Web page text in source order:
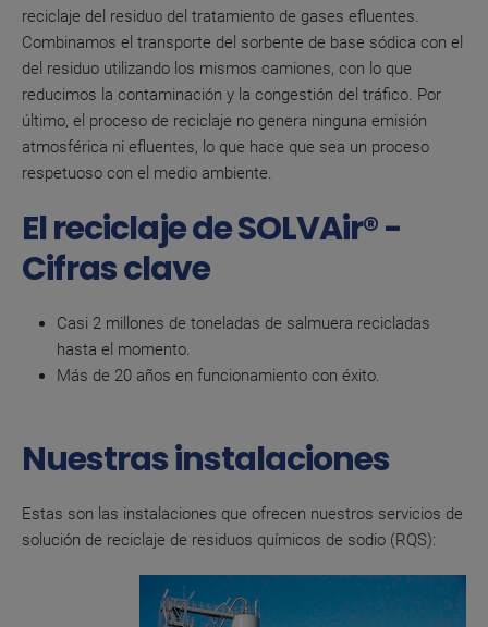
reciclaje del residuo del tratamiento de gases efluentes.
Combinamos el transporte del sorbente de base sódica con el
del residuo utilizando los mismos camiones, con lo que
reducimos la contaminación y la congestión del tráfico. Por
último, el proceso de reciclaje no genera ninguna emisión
atmosférica ni efluentes, lo que hace que sea un proceso
respetuoso con el medio ambiente.
El reciclaje de SOLVAir® -
Cifras clave
Casi 2 millones de toneladas de salmuera recicladas
hasta el momento.
Más de 20 años en funcionamiento con éxito.
Nuestras instalaciones
Estas son las instalaciones que ofrecen nuestros servicios de
solución de reciclaje de residuos químicos de sodio (RQS):